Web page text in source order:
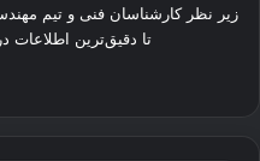
زیر نظر کارشناسان فنی و تیم
تا دقیق‌ترین اطلاعات